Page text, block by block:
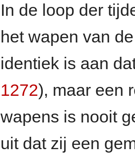
In de loop der
het wapen van
identiek is aan
1272), maar een
wapens is nooit
uit dat zij een